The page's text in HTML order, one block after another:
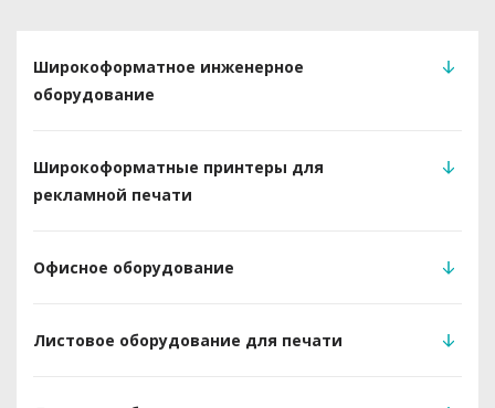
Широкоформатное инженерное
оборудование
Широкоформатные принтеры для
рекламной печати
Офисное оборудование
Листовое оборудование для печати